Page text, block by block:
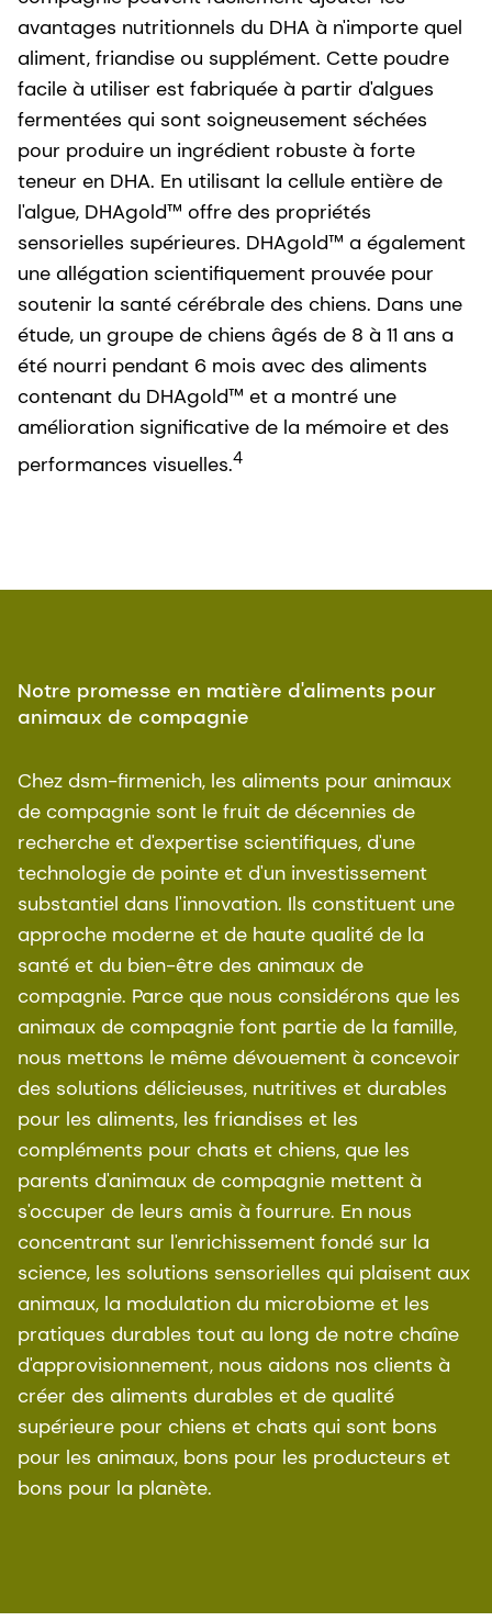
avantages nutritionnels du DHA à n'importe quel
aliment, friandise ou supplément. Cette poudre
facile à utiliser est fabriquée à partir d'algues
fermentées qui sont soigneusement séchées
pour produire un ingrédient robuste à forte
teneur en DHA. En utilisant la cellule entière de
l'algue, DHAgold™ offre des propriétés
sensorielles supérieures. DHAgold™ a également
une allégation scientifiquement prouvée pour
soutenir la santé cérébrale des chiens. Dans une
étude, un groupe de chiens âgés de 8 à 11 ans a
été nourri pendant 6 mois avec des aliments
contenant du DHAgold™ et a montré une
amélioration significative de la mémoire et des
performances visuelles.4
Notre promesse en matière d'aliments pour
animaux de compagnie
Chez dsm-firmenich, les aliments pour animaux
de compagnie sont le fruit de décennies de
recherche et d'expertise scientifiques, d'une
technologie de pointe et d'un investissement
substantiel dans l'innovation. Ils constituent une
approche moderne et de haute qualité de la
santé et du bien-être des animaux de
compagnie. Parce que nous considérons que les
animaux de compagnie font partie de la famille,
nous mettons le même dévouement à concevoir
des solutions délicieuses, nutritives et durables
pour les aliments, les friandises et les
compléments pour chats et chiens, que les
parents d'animaux de compagnie mettent à
s'occuper de leurs amis à fourrure. En nous
concentrant sur l'enrichissement fondé sur la
science, les solutions sensorielles qui plaisent aux
animaux, la modulation du microbiome et les
pratiques durables tout au long de notre chaîne
d'approvisionnement, nous aidons nos clients à
créer des aliments durables et de qualité
supérieure pour chiens et chats qui sont bons
pour les animaux, bons pour les producteurs et
bons pour la planète.